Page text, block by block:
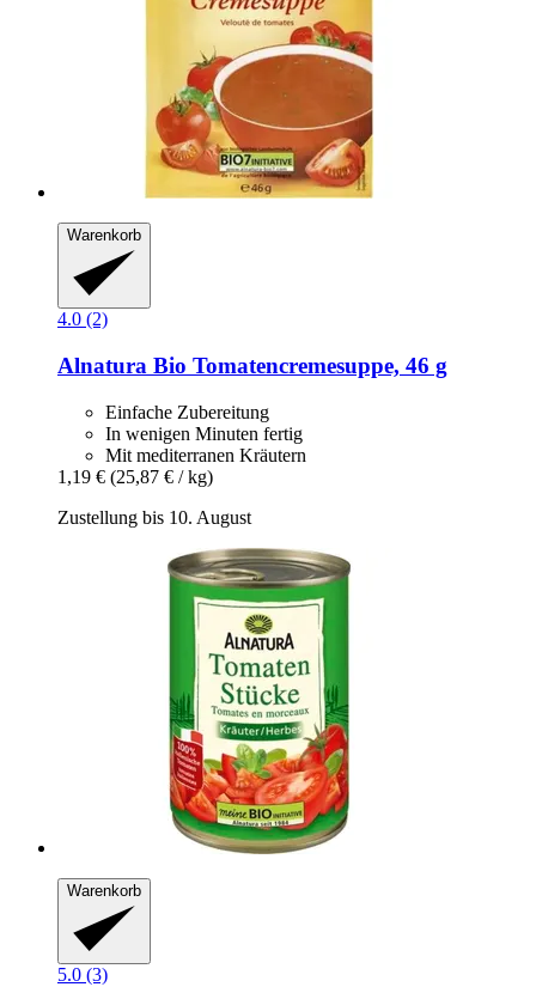
Warenkorb
4.0 (2)
Alnatura Bio Tomatencremesuppe, 46 g
Einfache Zubereitung
In wenigen Minuten fertig
Mit mediterranen Kräutern
1,19 € (25,87 € / kg)
Zustellung bis 10. August
Warenkorb
5.0 (3)